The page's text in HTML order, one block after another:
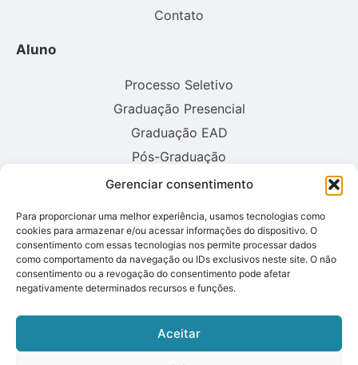
Gerenciar consentimento
Para proporcionar uma melhor experiência, usamos tecnologias como
cookies para armazenar e/ou acessar informações do dispositivo. O
consentimento com essas tecnologias nos permite processar dados
como comportamento da navegação ou IDs exclusivos neste site. O não
consentimento ou a revogação do consentimento pode afetar
negativamente determinados recursos e funções.
Aceitar
Contato
Aluno
Processo Seletivo
Graduação Presencial
Graduação EAD
Pós-Graduação
Consulte aqui o cadastro da instituição no sistema E-MEC: